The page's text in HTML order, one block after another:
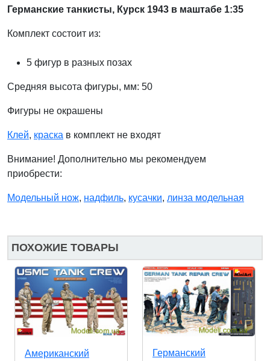
Германские танкисты, Курск 1943 в маштабе 1:35
Комплект состоит из:
5 фигур в разных позах
Средняя высота фигуры, мм: 50
Фигуры не окрашены
Клей, краска в комплект не входят
Внимание! Дополнительно мы рекомендуем
приобрести:
Модельный нож, надфиль, кусачки, линза модельная
ПОХОЖИЕ ТОВАРЫ
Американский
Германский